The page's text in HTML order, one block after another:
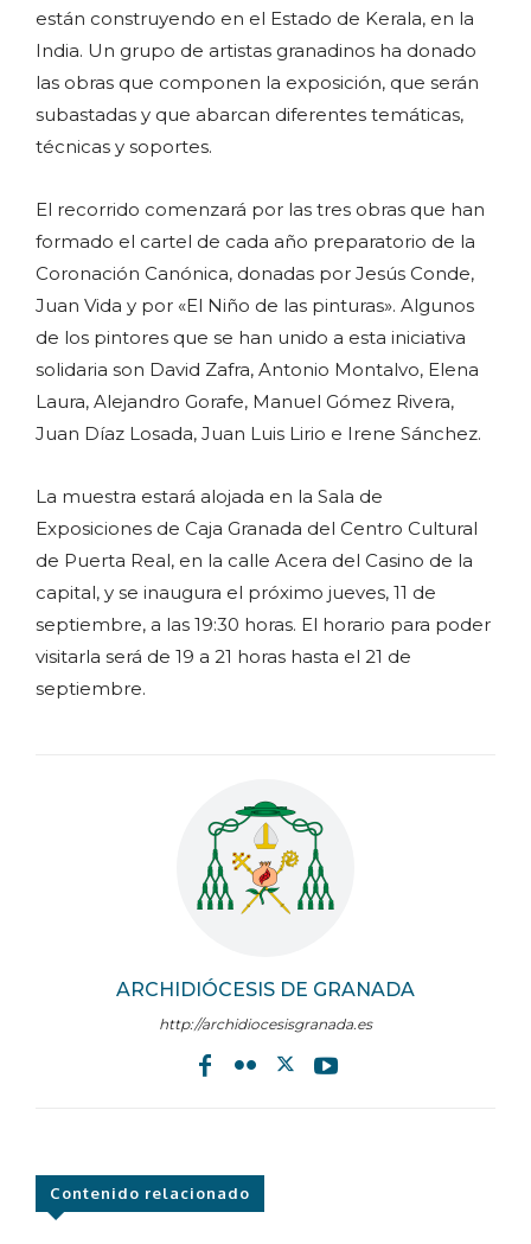
ARCHIDIÓCESIS DE GRANADA
http://archidiocesisgranada.es
están construyendo en el Estado de Kerala, en la
India. Un grupo de artistas granadinos ha donado
las obras que componen la exposición, que serán
subastadas y que abarcan diferentes temáticas,
técnicas y soportes.
El recorrido comenzará por las tres obras que han
formado el cartel de cada año preparatorio de la
Coronación Canónica, donadas por Jesús Conde,
Juan Vida y por «El Niño de las pinturas». Algunos
de los pintores que se han unido a esta iniciativa
solidaria son David Zafra, Antonio Montalvo, Elena
Laura, Alejandro Gorafe, Manuel Gómez Rivera,
Juan Díaz Losada, Juan Luis Lirio e Irene Sánchez.
La muestra estará alojada en la Sala de
Exposiciones de Caja Granada del Centro Cultural
de Puerta Real, en la calle Acera del Casino de la
capital, y se inaugura el próximo jueves, 11 de
septiembre, a las 19:30 horas. El horario para poder
visitarla será de 19 a 21 horas hasta el 21 de
septiembre.
Contenido relacionado